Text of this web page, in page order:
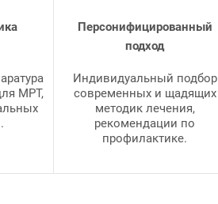
МРТ,
Персонифицированный
подход
Индивидуальный подбор
современных и щадящих
методик лечения,
рекомендации по
профилактике.